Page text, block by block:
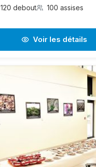
120 debout 100 assises
Voir les détails